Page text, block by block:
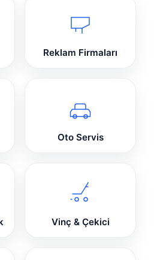
Reklam Firmaları
Oto Servis
Vinç & Çekici